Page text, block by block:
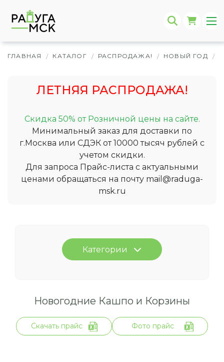
ГЛАВНАЯ / КАТАЛОГ / РАСПРОДАЖА! / НОВЫЙ ГОД /
ЛЕТНЯЯ РАСПРОДАЖА!
Скидка 50% от Розничной цены на сайте.
Минимальный заказ для доставки по
г.Москва или СДЭК от 10000 тысяч рублей с
учетом скидки.
Для запроса Прайс-листа с актуальными
ценами обращаться на почту mail@raduga-
msk.ru
Категории
Новогодние Кашпо и Корзины
Скачать прайс Фото прайс